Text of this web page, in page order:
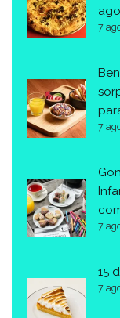
7
7
7
15
7